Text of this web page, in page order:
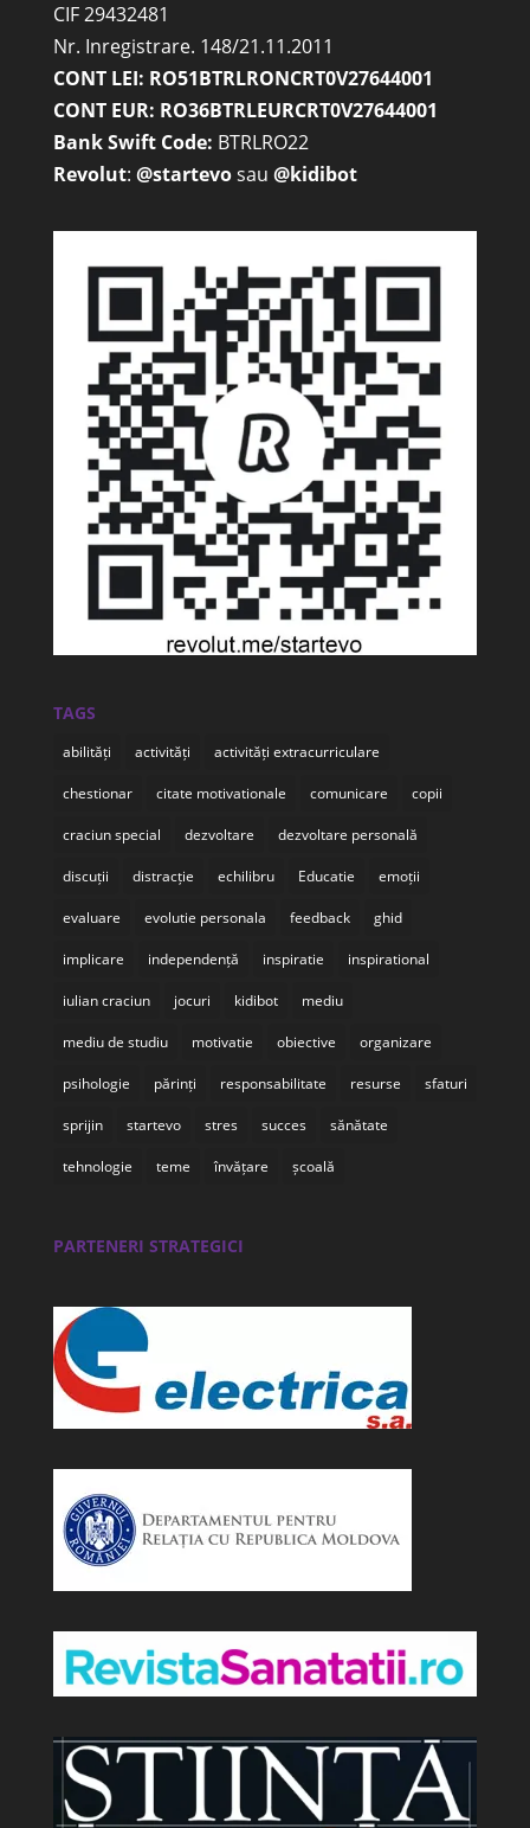
CIF 29432481
Nr. Inregistrare. 148/21.11.2011
CONT LEI: RO51BTRLRONCRT0V27644001
CONT EUR: RO36BTRLEURCRT0V27644001
Bank Swift Code: BTRLRO22
Revolut: @startevosau @kidibot
TAGS
abilități activități activități extracurriculare
chestionar citate motivationale comunicare copii
craciun special dezvoltare dezvoltare personală
discuții distracție echilibru Educatie emoții
evaluare evolutie personala feedback ghid
implicare independență inspiratie inspirational
iulian craciun jocuri kidibot mediu
mediu de studiu motivatie obiective organizare
psihologie părinți responsabilitate resurse sfaturi
sprijin startevo stres succes sănătate
tehnologie teme învățare școală
PARTENERI STRATEGICI